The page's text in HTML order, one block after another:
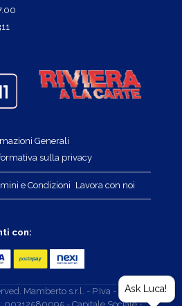
Generali
sulla privacy
e Condizioni Lavora con noi
con:
Mamberto s.r.l. - P.Iva - Cod.Ask Luca!